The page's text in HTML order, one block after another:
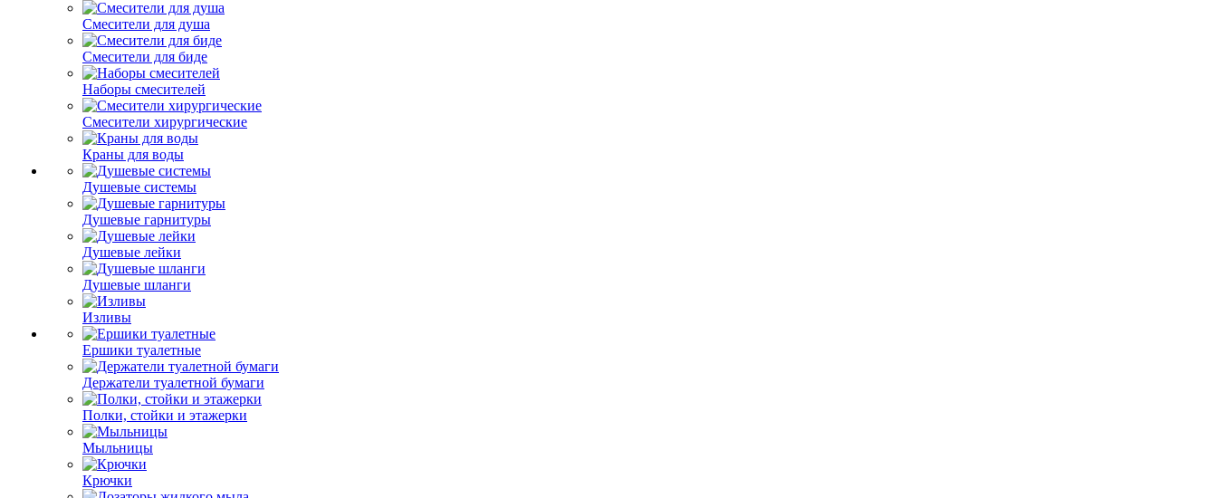
Смесители для душа
Смесители для биде
Наборы смесителей
Смесители хирургические
Краны для воды
Душевые системы
Душевые гарнитуры
Душевые лейки
Душевые шланги
Изливы
Ершики туалетные
Держатели туалетной бумаги
Полки, стойки и этажерки
Мыльницы
Крючки